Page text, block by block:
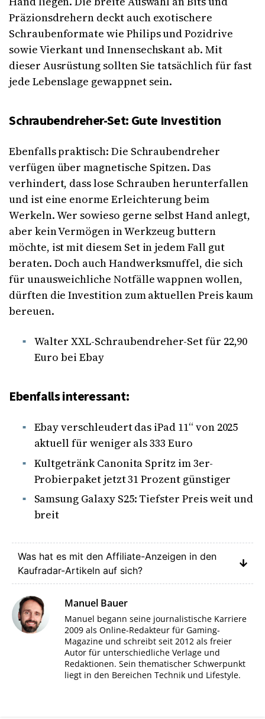
Präzionsdrehern deckt auch exotischere
Schraubenformate wie Philips und Pozidrive
sowie Vierkant und Innensechskant ab. Mit
dieser Ausrüstung sollten Sie tatsächlich für fast
jede Lebenslage gewappnet sein.
Schraubendreher-Set: Gute Investition
Ebenfalls praktisch: Die Schraubendreher
verfügen über magnetische Spitzen. Das
verhindert, dass lose Schrauben herunterfallen
und ist eine enorme Erleichterung beim
Werkeln. Wer sowieso gerne selbst Hand anlegt,
aber kein Vermögen in Werkzeug buttern
möchte, ist mit diesem Set in jedem Fall gut
beraten. Doch auch Handwerksmuffel, die sich
für unausweichliche Notfälle wappnen wollen,
dürften die Investition zum aktuellen Preis kaum
bereuen.
Walter XXL-Schraubendreher-Set für 22,90
Euro bei Ebay
Ebenfalls interessant:
Ebay verschleudert das iPad 11“ von 2025
aktuell für weniger als 333 Euro
Kultgetränk Canonita Spritz im 3er-
Probierpaket jetzt 31 Prozent günstiger
Samsung Galaxy S25: Tiefster Preis weit und
breit
Was hat es mit den Affiliate-Anzeigen in den
Kaufradar-Artikeln auf sich?
Manuel Bauer
Manuel begann seine journalistische Karriere
2009 als Online-Redakteur für Gaming-
Magazine und schreibt seit 2012 als freier
Autor für unterschiedliche Verlage und
Redaktionen. Sein thematischer Schwerpunkt
liegt in den Bereichen Technik und Lifestyle.